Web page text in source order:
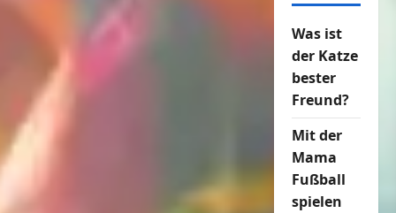
Was ist
der Katze
bester
Freund?
Mit der
Mama
Fußball
spielen